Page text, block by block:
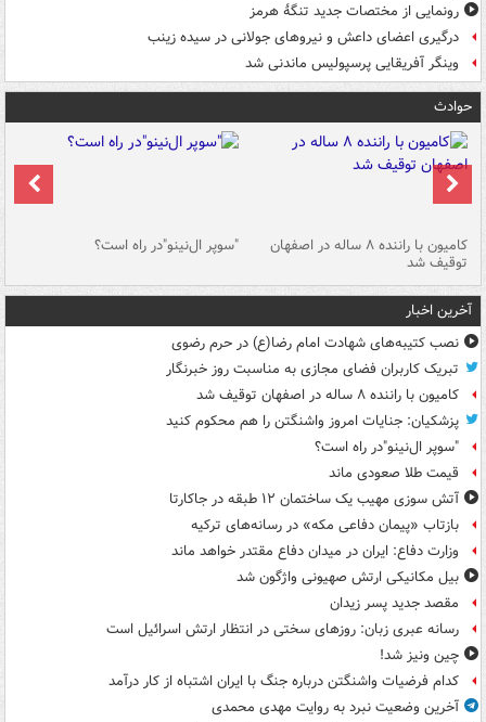
رونمایی از مختصات جدید تنگۀ هرمز
درگیری اعضای داعش و نیروهای جولانی در سیده زینب
وینگر آفریقایی پرسپولیس ماندنی شد
حوادث
کامیون با راننده ۸ ساله در اصفهان
توقیف شد
"سوپر ال‌نینو"در راه است؟
آخرین اخبار
نصب کتیبه‌های شهادت امام رضا(ع) در حرم رضوی
تبریک کاربران فضای مجازی به مناسبت روز خبرنگار
کامیون با راننده ۸ ساله در اصفهان توقیف شد
پزشکیان: جنایات امروز واشنگتن را هم محکوم کنید
"سوپر ال‌نینو"در راه است؟
قیمت طلا صعودی ماند
آتش سوزی مهیب یک ساختمان ۱۲ طبقه در جاکارتا
بازتاب «پیمان دفاعی مکه» در رسانه‌های ترکیه
وزارت دفاع: ایران در میدان دفاع مقتدر خواهد ماند
بیل مکانیکی ارتش صهیونی واژگون شد
مقصد جدید پسر زیدان
رسانه عبری زبان: روزهای سختی در انتظار ارتش اسرائیل است
چین ونیز شد!
کدام فرضیات واشنگتن درباره جنگ با ایران اشتباه از کار درآمد
آخرین وضعیت نبرد به روایت مهدی محمدی